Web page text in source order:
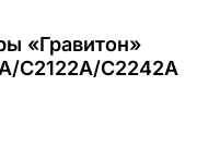
«Гравитон»
С2122А/С2242А